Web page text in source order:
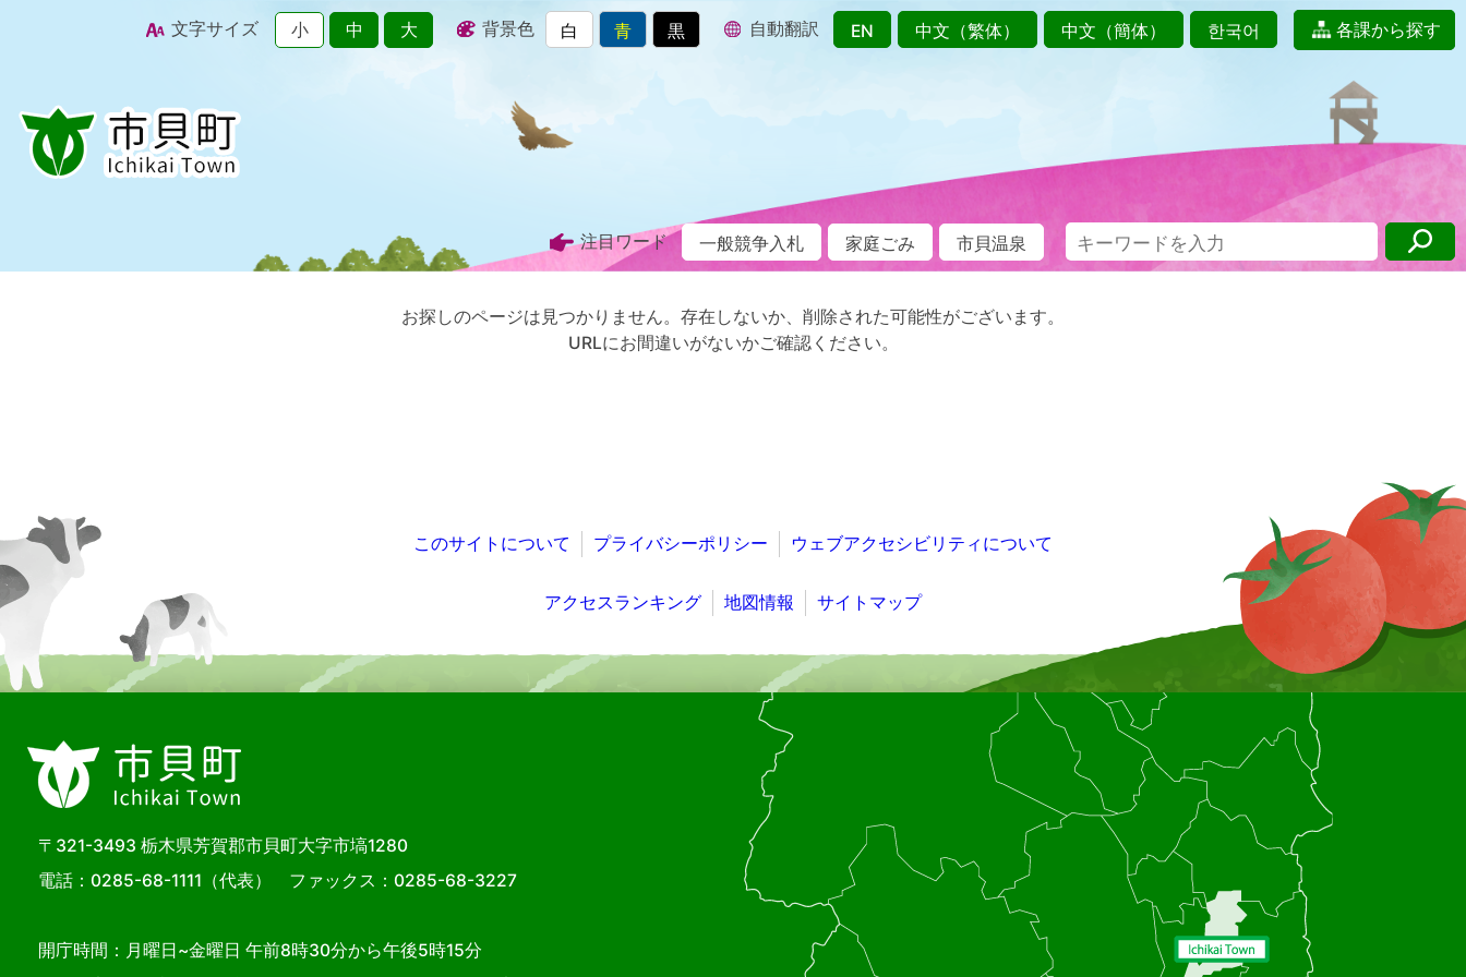
文字サイズ 小 中 大 背景色 白 青 黒 自動翻訳 EN 中文（繁体） 中文（簡体） 한국어 各課から探す
注目ワード 一般競争入札 家庭ごみ 市貝温泉
お探しのページは見つかりません。存在しないか、削除された可能性がございます。
URLにお間違いがないかご確認ください。
このサイトについて プライバシーポリシー ウェブアクセシビリティについて
アクセスランキング 地図情報 サイトマップ
〒321-3493 栃木県芳賀郡市貝町大字市塙1280
電話： 0285-68-1111 （代表） ファックス：0285-68-3227
開庁時間：月曜日~金曜日 午前8時30分から午後5時15分